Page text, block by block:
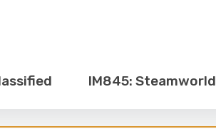
IM845: